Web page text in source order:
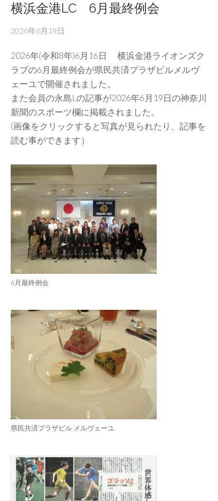
横浜金港LC 6月最終例会
2026年6月19日
2026年(令和8年)6月16日 横浜金港ライオンズク
ラブの6月最終例会が県民共済プラザビルメルヴ
ェーユで開催されました。
また会員の永島Lの記事が2026年6月19日の神奈川
新聞のスポーツ欄に掲載されました。
(画像をクリックすると写真が見られたり、記事を
読む事ができます）
6月最終例会
県民共済プラザビル メルヴェーユ